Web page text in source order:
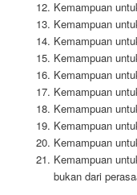
Kemampuan
Kemampuan
Kemampuan
Kemampuan
Kemampuan
Kemampuan
Kemampuan
Kemampuan
Kemampuan
Kemampuan
bukan dari